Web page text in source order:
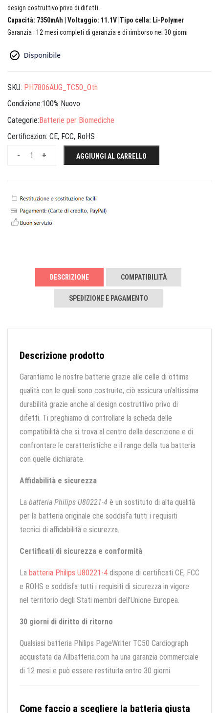
design costruttivo privo di difetti.
Capacità: 7350mAh | Voltaggio: 11.1V |Tipo cella: Li-Polymer
Garanzia : 12 mesi completi di garanzia e di rimborso nei 30 giorni
SKU: PH7806AUG_TC50_Oth
Condizione:100% Nuovo
Categorie:Batterie per Biomediche
Certificazion: CE, FCC, RoHS
+
- AGGIUNGI AL CARRELLO
DESCRIZIONE COMPATIBILITÀ
SPEDIZIONE E PAGAMENTO
Descrizione prodotto
Garantiamo le nostre batterie grazie alle celle di ottima
qualità con le quali sono costruite, ciò assicura un’altissima
durabilità grazie anche al design costruttivo privo di
difetti. Ti preghiamo di controllare la scheda delle
compatibilità che si trova al centro della descrizione e di
confrontare le caratteristiche e il range della tua batteria
con quelle dichiarate.
Affidabilità e sicurezza
La batteria Philips U80221-4 è un sostituto di alta qualità
per la batteria originale che soddisfa tutti i requisiti
tecnici di affidabilità e sicurezza.
Certificati di sicurezza e conformità
La batteria Philips U80221-4 dispone di certificati CE, FCC
e ROHS e soddisfa tutti i requisiti di sicurezza in vigore
nel territorio degli Stati membri dell'Unione Europea.
30 giorni di diritto di ritorno
Qualsiasi batteria Philips PageWriter TC50 Cardiograph
acquistata da Allbatteria.com ha una garanzia commerciale
di 12 mesi e può essere restituita entro 30 giorni.
Come faccio a scegliere la batteria giusta